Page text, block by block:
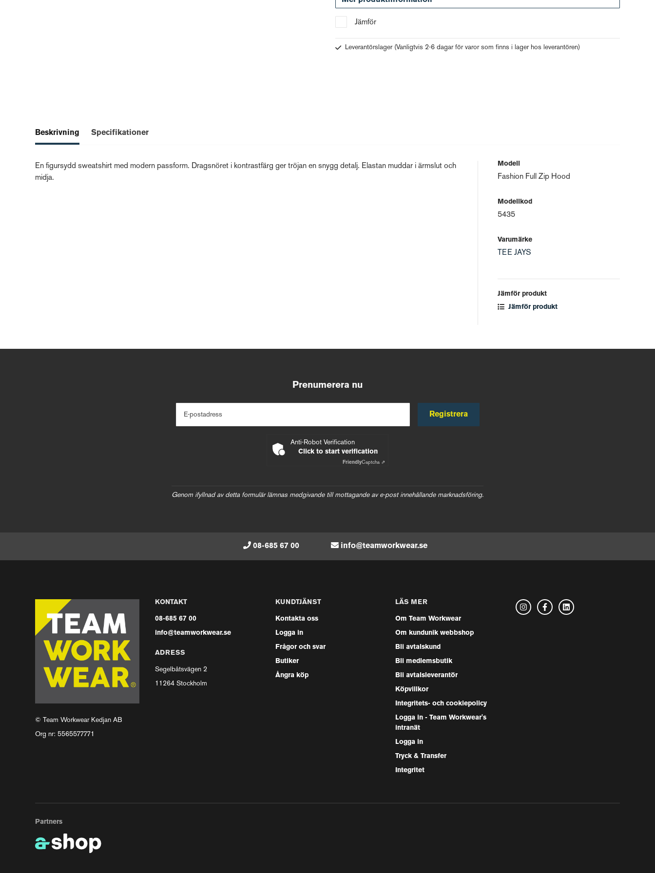
Jämför
Leverantörslager (Vanligtvis 2-6 dagar för varor som finns i lager hos leverantören)
Beskrivning Specifikationer
En figursydd sweatshirt med modern passform. Dragsnöret i kontrastfärg ger tröjan en snygg detalj. Elastan muddar i ärmslut och
midja.
Modell
Fashion Full Zip Hood
Modellkod
5435
Varumärke
TEE JAYS
Jämför produkt
Jämför produkt
Prenumerera nu
E-postadress Registrera
Anti-Robot Verification
Click to start verification
FriendlyCaptcha ⇗
Genom ifyllnad av detta formulär lämnas medgivande till mottagande av e-post innehållande marknadsföring.
08-685 67 00 info@teamworkwear.se
© Team Workwear Kedjan AB
Org nr: 5565577771
KONTAKT
08-685 67 00
info@teamworkwear.se
ADRESS
Segelbåtsvägen 2
11264 Stockholm
KUNDTJÄNST
Kontakta oss
Logga in
Frågor och svar
Butiker
Ångra köp
LÄS MER
Om Team Workwear
Om kundunik webbshop
Bli avtalskund
Bli medlemsbutik
Bli avtalsleverantör
Köpvillkor
Integritets- och cookiepolicy
Logga in - Team Workwear's
intranät
Logga in
Tryck & Transfer
Integritet
Partners